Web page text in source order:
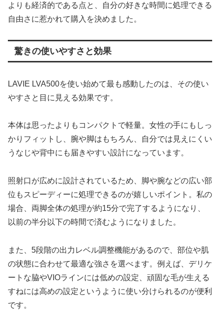
よりも経済的である点と、自分の好きな時間に処理できる
自由さに惹かれて購入を決めました。
驚きの使いやすさと効果
LAVIE LVA500を使い始めて最も感動したのは、その使い
やすさと目に見える効果です。
本体は思ったよりもコンパクトで軽量。女性の手にもしっ
かりフィットし、腕や脚はもちろん、自分では見えにくい
うなじや背中にも届きやすい設計になっています。
照射口が広めに設計されているため、脚や腕などの広い部
位もスピーディーに処理できるのが嬉しいポイント。私の
場合、両脚全体の処理が約15分で完了するようになり、
以前の半分以下の時間で済むようになりました。
また、5段階の出力レベル調整機能があるので、部位や肌
の状態に合わせて最適な強さを選べます。例えば、デリケ
ートな脇やVIOラインには低めの設定、頑固な毛が生える
すねには高めの設定というように使い分けられるのが便利
です。